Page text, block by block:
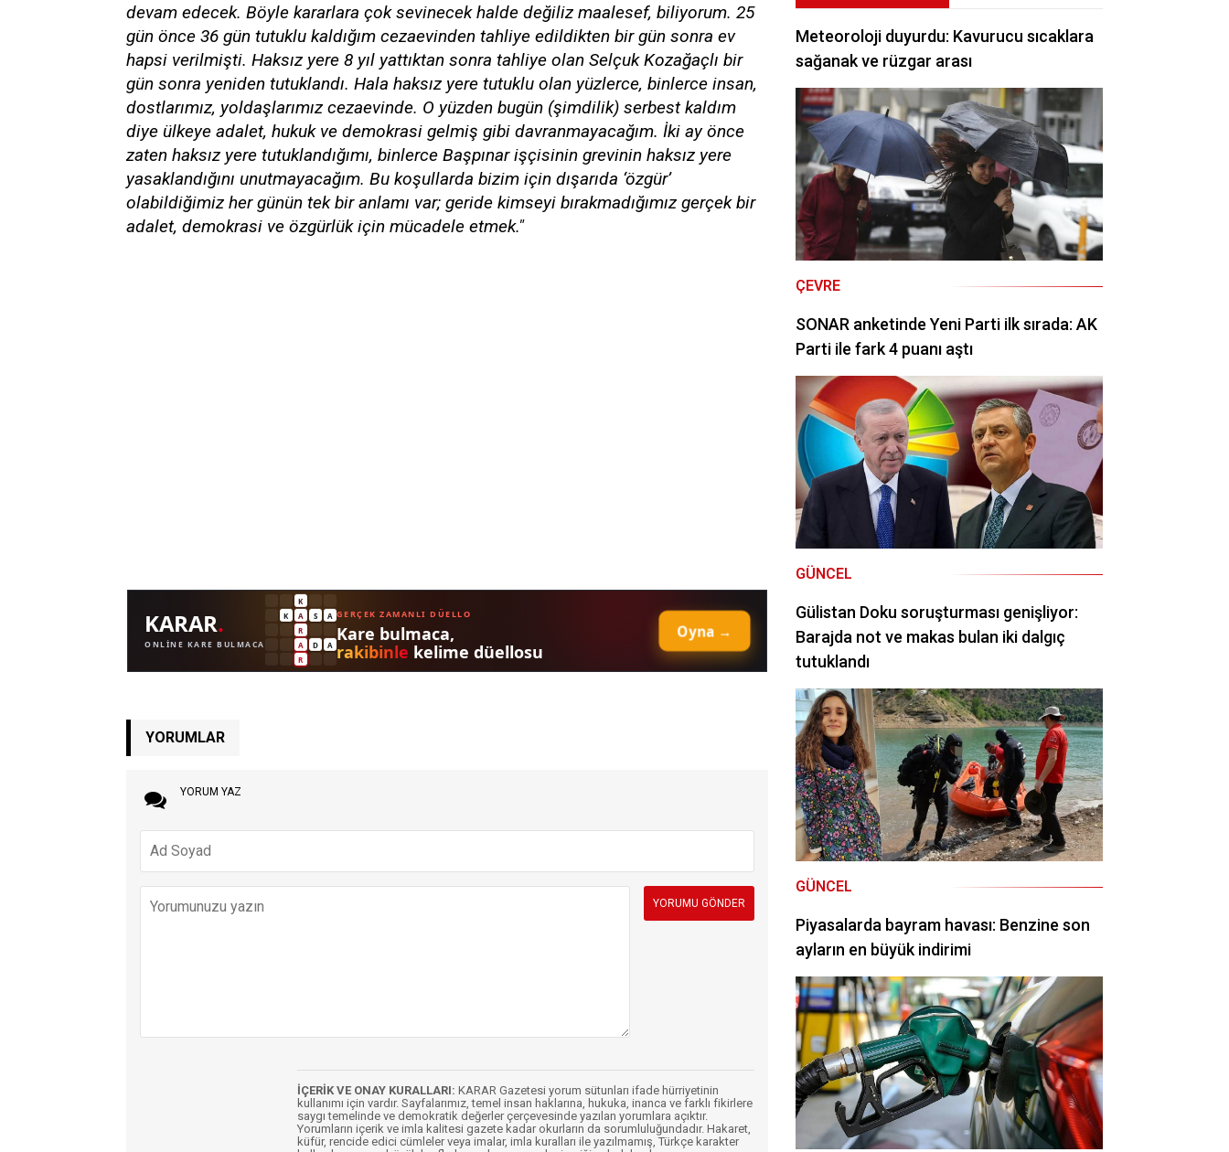
devam edecek. Böyle kararlara çok sevinecek halde değiliz maalesef, biliyorum. 25
gün önce 36 gün tutuklu kaldığım cezaevinden tahliye edildikten bir gün sonra ev
hapsi verilmişti. Haksız yere 8 yıl yattıktan sonra tahliye olan Selçuk Kozağaçlı bir
gün sonra yeniden tutuklandı. Hala haksız yere tutuklu olan yüzlerce, binlerce insan,
dostlarımız, yoldaşlarımız cezaevinde. O yüzden bugün (şimdilik) serbest kaldım
diye ülkeye adalet, hukuk ve demokrasi gelmiş gibi davranmayacağım. İki ay önce
zaten haksız yere tutuklandığımı, binlerce Başpınar işçisinin grevinin haksız yere
yasaklandığını unutmayacağım. Bu koşullarda bizim için dışarıda ‘özgür’
olabildiğimiz her günün tek bir anlamı var; geride kimseyi bırakmadığımız gerçek bir
adalet, demokrasi ve özgürlük için mücadele etmek."
YORUMLAR
YORUM YAZ
İÇERİK VE ONAY KURALLARI: KARAR Gazetesi yorum sütunları ifade hürriyetinin
kullanımı için vardır. Sayfalarımız, temel insan haklarına, hukuka, inanca ve farklı fikirlere
saygı temelinde ve demokratik değerler çerçevesinde yazılan yorumlara açıktır.
Yorumların içerik ve imla kalitesi gazete kadar okurların da sorumluluğundadır. Hakaret,
küfür, rencide edici cümleler veya imalar, imla kuralları ile yazılmamış, Türkçe karakter
Meteoroloji duyurdu: Kavurucu sıcaklara
sağanak ve rüzgar arası
ÇEVRE
SONAR anketinde Yeni Parti ilk sırada: AK
Parti ile fark 4 puanı aştı
GÜNCEL
Gülistan Doku soruşturması genişliyor:
Barajda not ve makas bulan iki dalgıç
tutuklandı
GÜNCEL
Piyasalarda bayram havası: Benzine son
ayların en büyük indirimi